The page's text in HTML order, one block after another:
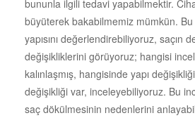
bununla ilgili tedavi yapabilmektir.
büyüterek bakabilmemiz mümkün.
yapısını değerlendirebiliyoruz, saçın
değişikliklerini görüyoruz; hangisi
kalınlaşmış, hangisinde yapı
değişikliği var, inceleyebiliyoruz. Bu
saç dökülmesinin nedenlerini